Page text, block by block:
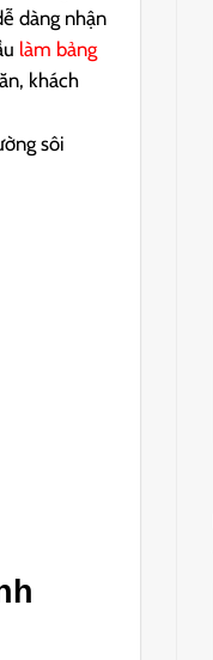
dàng nhận
làm bảng
khách
sôi